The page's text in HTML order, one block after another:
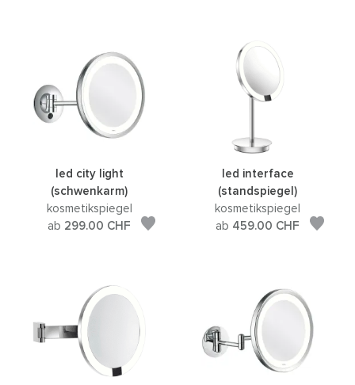
led city light
(schwenkarm)
kosmetikspiegel
ab 299.00 CHF
led interface
(standspiegel)
kosmetikspiegel
ab 459.00 CHF